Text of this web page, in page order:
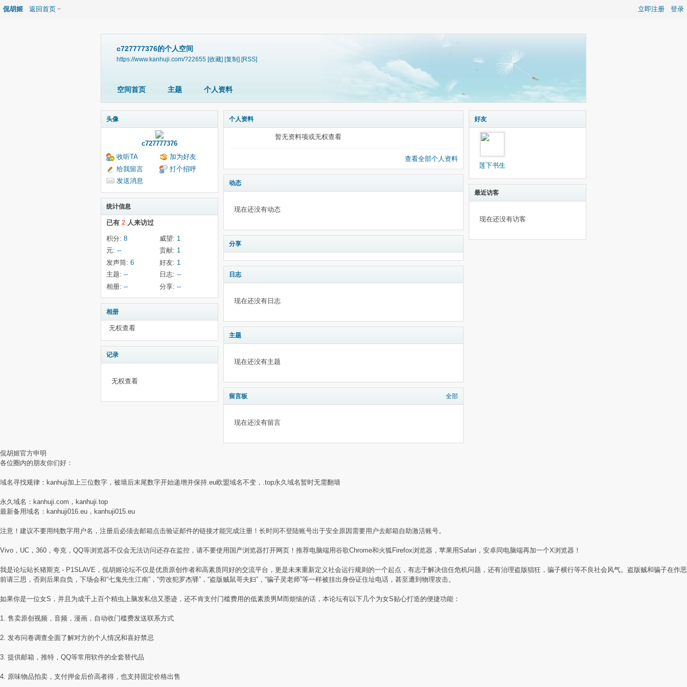
立即注册 登录
侃胡姬 返回首页
c727777376的个人空间
https://www.kanhuji.com/?22655 [收藏] [复制] [RSS]
空间首页 主题 个人资料
头像
c727777376
收听TA
加为好友
给我留言
打个招呼
发送消息
统计信息
已有 2 人来访过
积分: 8 威望: 1
元: -- 贡献: 1
发声筒: 6 好友: 1
主题: -- 日志: --
相册: -- 分享: --
相册
无权查看
记录
无权查看
个人资料
暂无资料项或无权查看
查看全部个人资料
动态
现在还没有动态
分享
日志
现在还没有日志
主题
现在还没有主题
留言板 全部
现在还没有留言
好友
莲下书生
最近访客
现在还没有访客
侃胡姬官方申明
各位圈内的朋友你们好：
域名寻找规律：kanhuji加上三位数字，被墙后末尾数字开始递增并保持.eu欧盟域名不变，.top永久域名暂时无需翻墙
永久域名：kanhuji.com，kanhuji.top
最新备用域名：kanhuji016.eu，kanhuji015.eu
注意！建议不要用纯数字用户名，注册后必须去邮箱点击验证邮件的链接才能完成注册！长时间不登陆账号出于安全原因需要用户去邮箱自助激活账号。
Vivo，UC，360，夸克，QQ等浏览器不仅会无法访问还存在监控，请不要使用国产浏览器打开网页！推荐电脑端用谷歌Chrome和火狐Firefox浏览器，苹果用Safari，安卓同电脑端再加一个X浏览器！
我是论坛站长猪斯克 - P1SLAVE，侃胡姬论坛不仅是优质原创作者和高素质同好的交流平台，更是未来重新定义社会运行规则的一个起点，有志于解决信任危机问题，还有治理盗版猖狂，骗子横行等不良社会风气。盗版贼和骗子在作恶
前请三思，否则后果自负，下场会和“七鬼先生江南”，“劳改犯罗杰驿”，“盗版贼鼠哥夫妇”，“骗子灵老师”等一样被挂出身份证住址电话，甚至遭到物理攻击。
如果你是一位女S，并且为成千上百个精虫上脑发私信又墨迹，还不肯支付门槛费用的低素质男M而烦恼的话，本论坛有以下几个为女S贴心打造的便捷功能：
1. 售卖原创视频，音频，漫画，自动收门槛费发送联系方式
2. 发布问卷调查全面了解对方的个人情况和喜好禁忌
3. 提供邮箱，推特，QQ等常用软件的全套替代品
4. 原味物品拍卖，支付押金后价高者得，也支持固定价格出售